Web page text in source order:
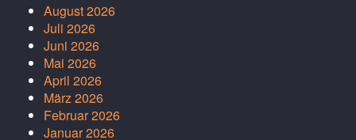
August 2026
Juli 2026
Juni 2026
Mai 2026
April 2026
März 2026
Februar 2026
Januar 2026